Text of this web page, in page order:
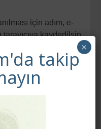
için adım, e-
kaydedilsin.
takip
×